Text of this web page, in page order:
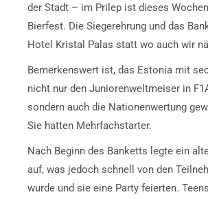
der Stadt – im Prilep ist dieses
Bierfest. Die Siegerehrung und das
Hotel Kristal Palas statt wo auch wir
Bemerkenswert ist, das Estonia mit
nicht nur den Juniorenweltmeiser in
sondern auch die Nationenwertung
Sie hatten Mehrfachstarter.
Nach Beginn des Banketts legte ein
auf, was jedoch schnell von den
wurde und sie eine Party feierten.